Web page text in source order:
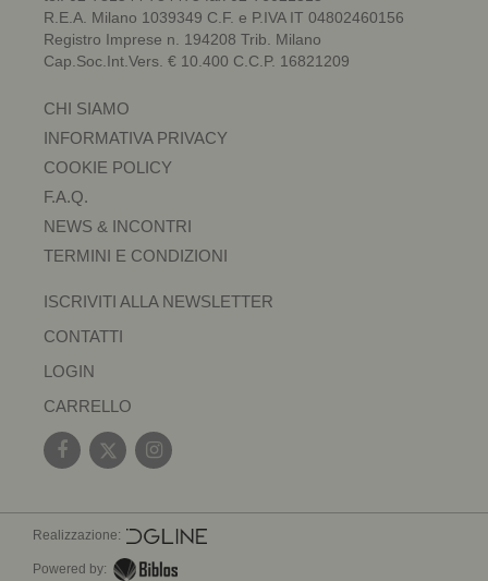
R.E.A. Milano 1039349 C.F. e P.IVA IT 04802460156
Registro Imprese n. 194208 Trib. Milano
Cap.Soc.Int.Vers. € 10.400 C.C.P. 16821209
CHI SIAMO
INFORMATIVA PRIVACY
COOKIE POLICY
F.A.Q.
NEWS & INCONTRI
TERMINI E CONDIZIONI
ISCRIVITI ALLA NEWSLETTER
CONTATTI
LOGIN
CARRELLO
Realizzazione:
Powered by: